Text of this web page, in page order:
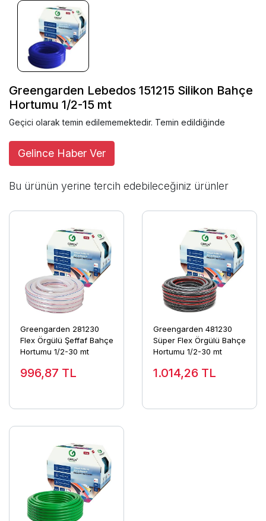
Greengarden Lebedos 151215 Silikon Bahçe
Hortumu 1/2-15 mt
Geçici olarak temin edilememektedir. Temin edildiğinde
Gelince Haber Ver
Bu ürünün yerine tercih edebileceğiniz ürünler
Greengarden 281230
Flex Örgülü Şeffaf Bahçe
Hortumu 1/2-30 mt
996,87 TL
Greengarden 481230
Süper Flex Örgülü Bahçe
Hortumu 1/2-30 mt
1.014,26 TL